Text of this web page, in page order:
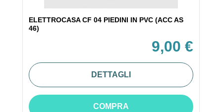
ELETTROCASA CF 04 PIEDINI IN PVC (ACC AS
46)
9,00 €
DETTAGLI
COMPRA